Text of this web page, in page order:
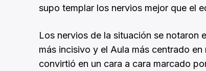
supo templar los nervios mejor que el
Los nervios de la situación se notaron
más incisivo y el Aula más centrado
convirtió en un cara a cara marcado